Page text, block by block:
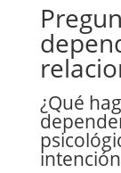
¿Qué